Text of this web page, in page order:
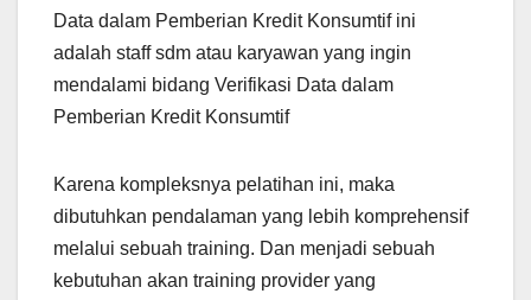
Data dalam Pemberian Kredit Konsumtif ini
adalah staff sdm atau karyawan yang ingin
mendalami bidang Verifikasi Data dalam
Pemberian Kredit Konsumtif
Karena kompleksnya pelatihan ini, maka
dibutuhkan pendalaman yang lebih komprehensif
melalui sebuah training. Dan menjadi sebuah
kebutuhan akan training provider yang